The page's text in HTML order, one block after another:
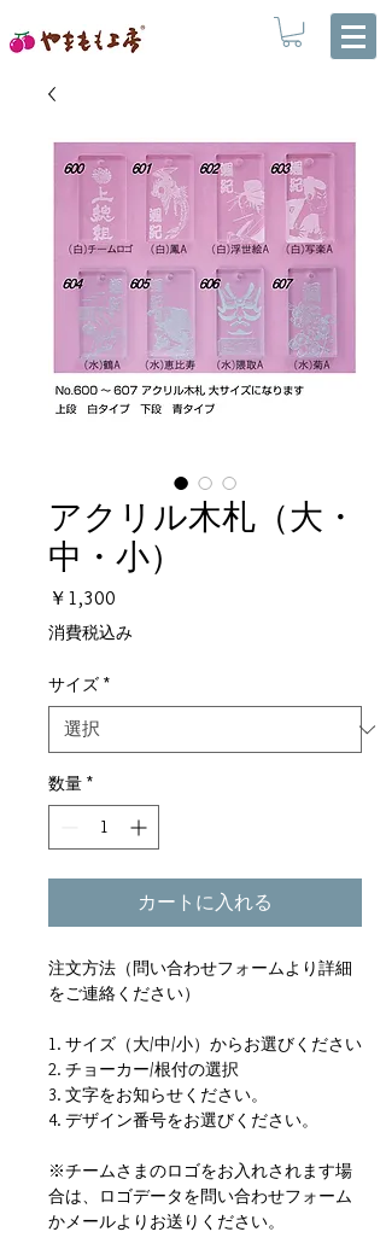
アクリル木札（大・
中・小）
￥1,300
格
消費税込み
サイズ *
数量 *
カートに入れる
注文方法（問い合わせフォームより詳細
をご連絡ください）
1. サイズ（大/中/小）からお選びください
2. チョーカー/根付の選択
3. 文字をお知らせください。
4. デザイン番号をお選びください。
※チームさまのロゴをお入れされます場
合は、ロゴデータを問い合わせフォーム
かメールよりお送りください。